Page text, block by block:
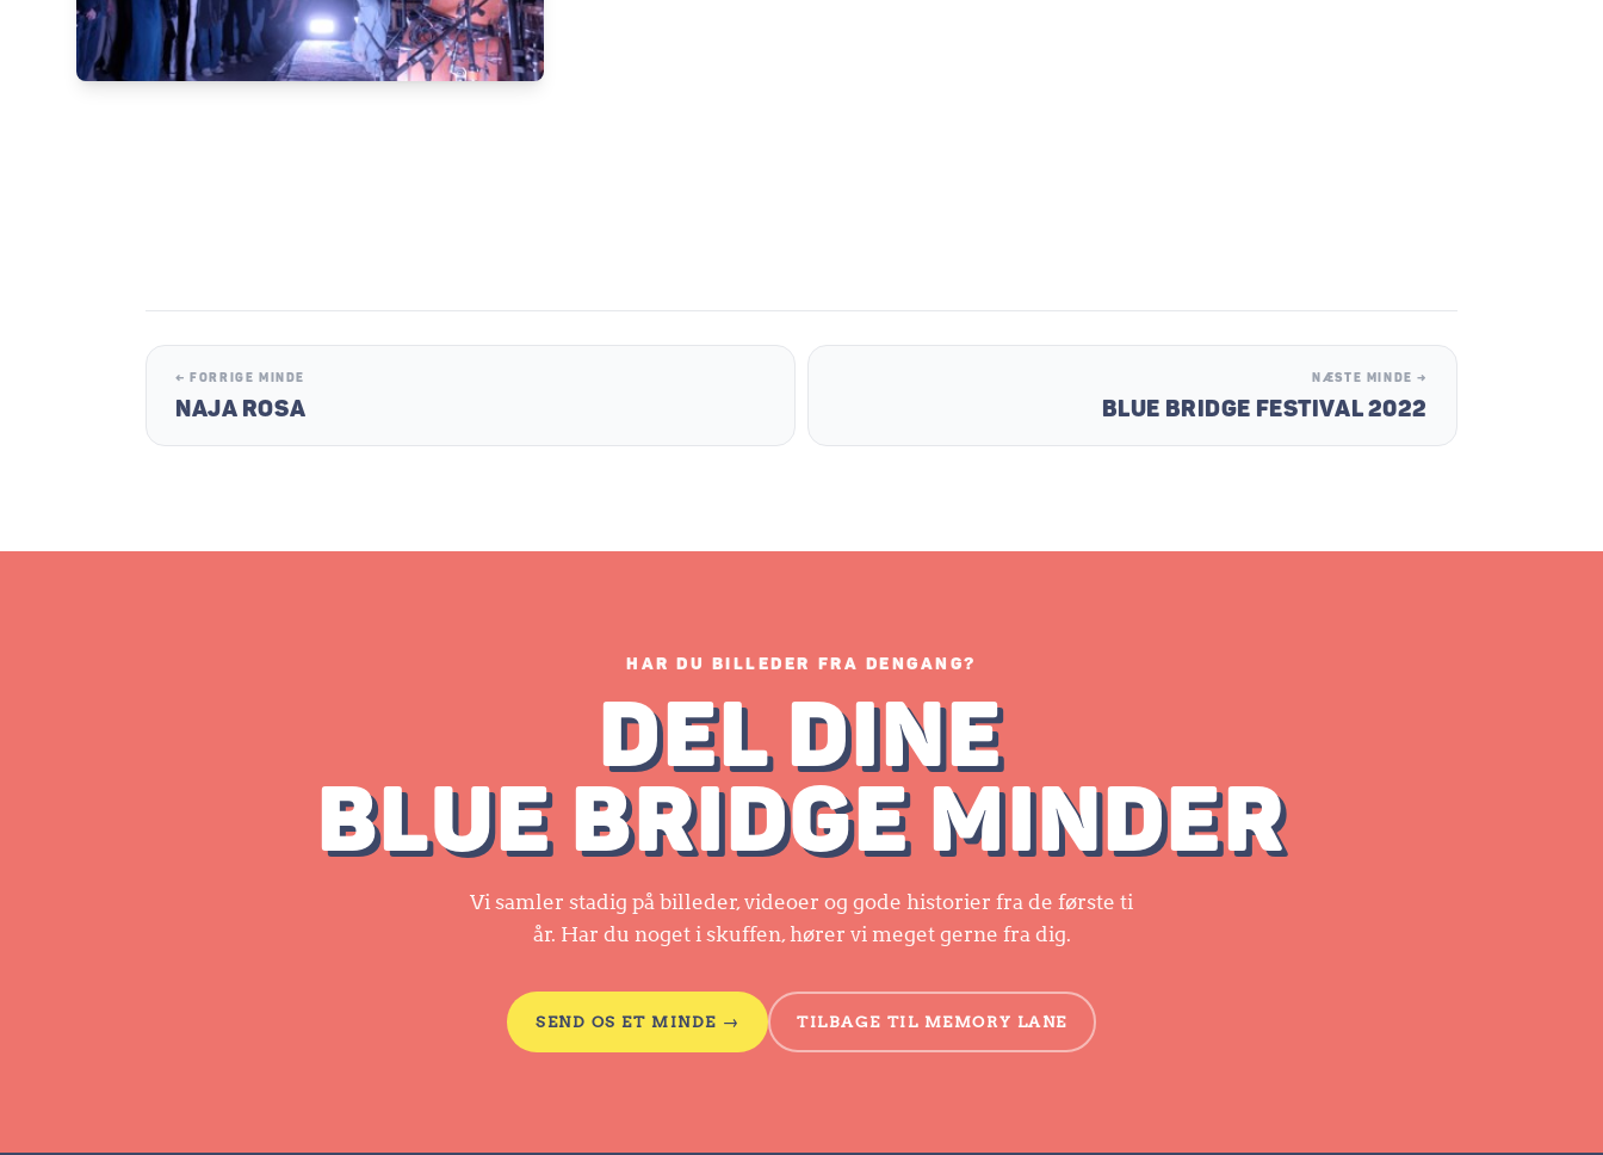
← FORRIGE MINDE
NAJA ROSA
NÆSTE MINDE →
BLUE BRIDGE FESTIVAL 2022
HAR DU BILLEDER FRA DENGANG?
DEL DINE
BLUE BRIDGE MINDER
Vi samler stadig på billeder, videoer og gode historier fra de første ti
år. Har du noget i skuffen, hører vi meget gerne fra dig.
SEND OS ET MINDE → TILBAGE TIL MEMORY LANE